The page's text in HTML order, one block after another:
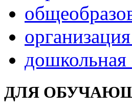
дошкольная
ДЛЯ